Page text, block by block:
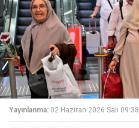
Yayınlanma: 02 Haziran 2026 Salı 09:38